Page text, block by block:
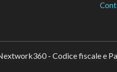
- Codice fiscale e